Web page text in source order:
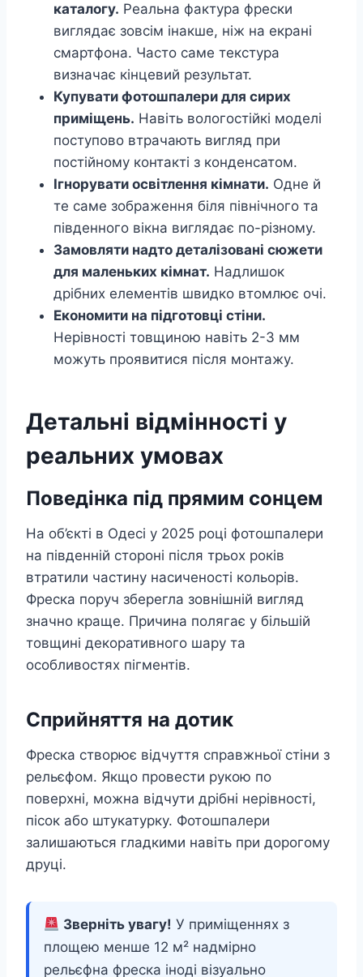
каталогу. Реальна фактура фрески
виглядає зовсім інакше, ніж на екрані
смартфона. Часто саме текстура
визначає кінцевий результат.
Купувати фотошпалери для сирих
приміщень. Навіть вологостійкі моделі
поступово втрачають вигляд при
постійному контакті з конденсатом.
Ігнорувати освітлення кімнати. Одне й
те саме зображення біля північного та
південного вікна виглядає по-різному.
Замовляти надто деталізовані сюжети
для маленьких кімнат. Надлишок
дрібних елементів швидко втомлює очі.
Економити на підготовці стіни.
Нерівності товщиною навіть 2-3 мм
можуть проявитися після монтажу.
Детальні відмінності у
реальних умовах
Поведінка під прямим сонцем
На об’єкті в Одесі у 2025 році фотошпалери
на південній стороні після трьох років
втратили частину насиченості кольорів.
Фреска поруч зберегла зовнішній вигляд
значно краще. Причина полягає у більшій
товщині декоративного шару та
особливостях пігментів.
Сприйняття на дотик
Фреска створює відчуття справжньої стіни з
рельєфом. Якщо провести рукою по
поверхні, можна відчути дрібні нерівності,
пісок або штукатурку. Фотошпалери
залишаються гладкими навіть при дорогому
друці.
Зверніть увагу! У приміщеннях з
площею менше 12 м² надмірно
рельєфна фреска іноді візуально